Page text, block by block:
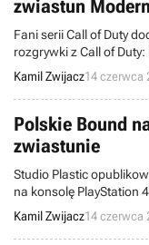
zwiastun
Fani serii Call of Duty
rozgrywki z Call of
Call of Duty: Modern
Kamil Zwijacz14 czerwca
Polskie Bound
zwiastunie
Studio Plastic
na konsolę PlayStation
- produkcja ukaże się
Kamil Zwijacz14 czerwca